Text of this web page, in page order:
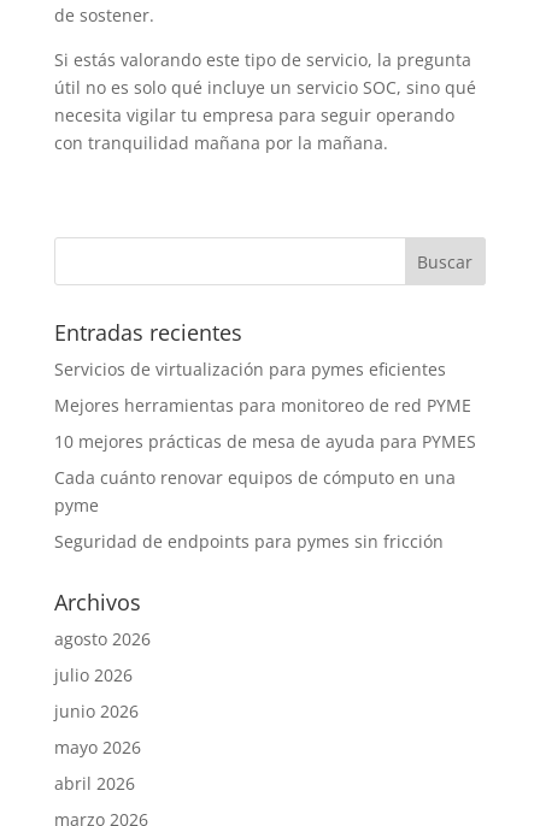
de sostener.
Si estás valorando este tipo de servicio, la pregunta
útil no es solo qué incluye un servicio SOC, sino qué
necesita vigilar tu empresa para seguir operando
con tranquilidad mañana por la mañana.
Entradas recientes
Servicios de virtualización para pymes eficientes
Mejores herramientas para monitoreo de red PYME
10 mejores prácticas de mesa de ayuda para PYMES
Cada cuánto renovar equipos de cómputo en una
pyme
Seguridad de endpoints para pymes sin fricción
Archivos
agosto 2026
julio 2026
junio 2026
mayo 2026
abril 2026
marzo 2026